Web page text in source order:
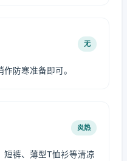
无
防寒准备即可。
炎热
短裤、薄型T恤衫等清凉